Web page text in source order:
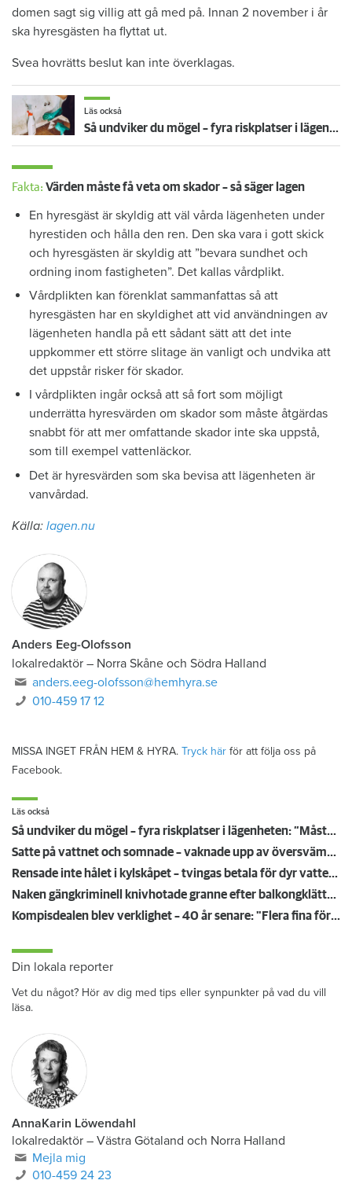
domen sagt sig villig att gå med på. Innan 2 november i år
ska hyresgästen ha flyttat ut.
Svea hovrätts beslut kan inte överklagas.
Läs också
Så undviker du mögel – fyra riskplatser i lägenheten: ”Måste städa bort”
Fakta: Värden måste få veta om skador – så säger lagen
En hyresgäst är skyldig att väl vårda lägenheten under
hyrestiden och hålla den ren. Den ska vara i gott skick
och hyresgästen är skyldig att ”bevara sundhet och
ordning inom fastigheten”. Det kallas vårdplikt.
Vårdplikten kan förenklat sammanfattas så att
hyresgästen har en skyldighet att vid användningen av
lägenheten handla på ett sådant sätt att det inte
uppkommer ett större slitage än vanligt och undvika att
det uppstår risker för skador.
I vårdplikten ingår också att så fort som möjligt
underrätta hyresvärden om skador som måste åtgärdas
snabbt för att mer omfattande skador inte ska uppstå,
som till exempel vattenläckor.
Det är hyresvärden som ska bevisa att lägenheten är
vanvårdad.
Källa: lagen.nu
Anders Eeg-Olofsson
lokalredaktör – Norra Skåne och Södra Halland
anders.eeg-olofsson@hemhyra.se
010-459 17 12
MISSA INGET FRÅN HEM & HYRA. Tryck här för att följa oss på
Facebook.
Läs också
Så undviker du mögel – fyra riskplatser i lägenheten: ”Måste städa bort”
Satte på vattnet och somnade – vaknade upp av översvämning hos grannen
Rensade inte hålet i kylskåpet – tvingas betala för dyr vattenskada
Naken gängkriminell knivhotade granne efter balkongklättring
Kompisdealen blev verklighet – 40 år senare: "Flera fina fördelar med att dela bostad"
Din lokala reporter
Vet du något? Hör av dig med tips eller synpunkter på vad du vill
läsa.
AnnaKarin Löwendahl
lokalredaktör – Västra Götaland och Norra Halland
Mejla mig
010-459 24 23